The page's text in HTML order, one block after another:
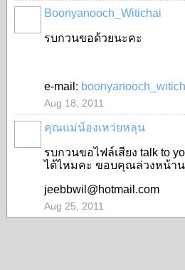
Boonyanooch_Witichai
รบกวนขอด้วยนะคะ
e-mail:
Aug 18, 2011
คุณแม่น้องเหว่ยหลุน
รบกวนขอไฟล์เสียง talk to
ได้ไหมคะ ขอบคุณล่วงหน้า
jeebbwil@hotmail.com
Aug 25, 2011